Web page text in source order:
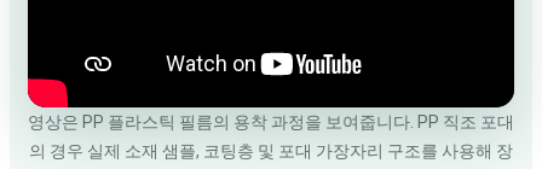
영상은 PP 플라스틱 필름의 용착 과정을 보여줍니다. PP 직조 포대
의 경우 실제 소재 샘플, 코팅층 및 포대 가장자리 구조를 사용해 장